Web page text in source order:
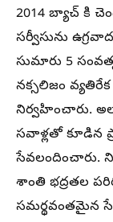
2014 బ్యాచ్ కి
సర్వీసును
సుమారు 5
నక్సలిజం
నిర్వహించారు.
సవాళ్లతో కూడిన
సేవలందించారు.
శాంతి భద్రతల
సమర్థవంతమైన